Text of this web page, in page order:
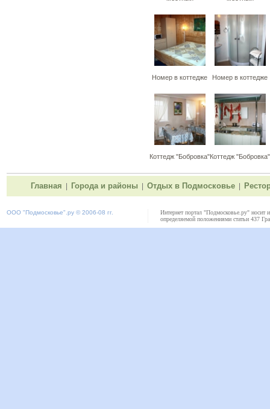
Номер в коттедже Номер в коттедже
Коттедж "Бобровка"Коттедж "Бобровка"
Главная Города и районы Отдых в Подмосковье
ООО "Подмосковье" .ру © 2006-08 гг.
Интернет портал "Подмосковье.ру" носит
определяемой положениями статьи 437